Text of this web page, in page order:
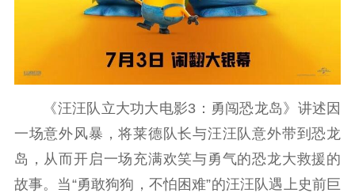
《汪汪队立大功大电影3：勇闯恐龙岛》讲述因
一场意外风暴，将莱德队长与汪汪队意外带到恐龙
岛，从而开启一场充满欢笑与勇气的恐龙大救援的
故事。当“勇敢狗狗，不怕困难”的汪汪队遇上史前巨